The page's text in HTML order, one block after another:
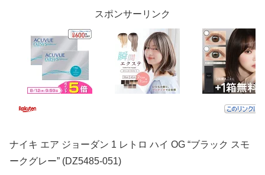
スポンサーリンク
ナイキ エア ジョーダン 1 レトロ ハイ OG “ブラック スモ
ークグレー” (DZ5485-051)